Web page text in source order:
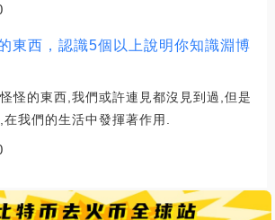
東西，認識5個以上說明你知識淵博
怪的東西,我們或許連見都沒見到過,但是
我們的生活中發揮著作用.